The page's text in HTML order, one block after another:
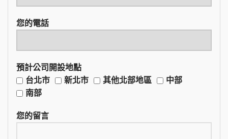
您的電話
預計公司開設地點
台北市
新北市 其他北部地區
中部
南部
您的留言